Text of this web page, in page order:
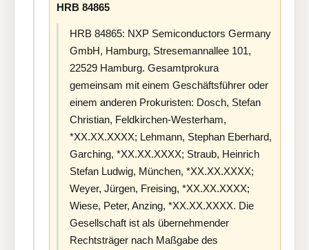
HRB 84865
HRB 84865: NXP Semiconductors Germany
GmbH, Hamburg, Stresemannallee 101,
22529 Hamburg. Gesamtprokura
gemeinsam mit einem Geschäftsführer oder
einem anderen Prokuristen: Dosch, Stefan
Christian, Feldkirchen-Westerham,
*XX.XX.XXXX; Lehmann, Stephan Eberhard,
Garching, *XX.XX.XXXX; Straub, Heinrich
Stefan Ludwig, München, *XX.XX.XXXX;
Weyer, Jürgen, Freising, *XX.XX.XXXX;
Wiese, Peter, Anzing, *XX.XX.XXXX. Die
Gesellschaft ist als übernehmender
Rechtsträger nach Maßgabe des